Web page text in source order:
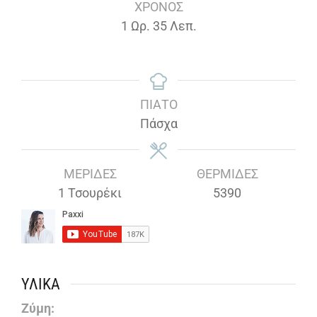
ΧΡΌΝΟΣ
1 Ώρα
Ωρ. 35Λεπτά
Λεπ.
ΠΙΆΤΟ
Πάσχα
ΜΕΡΊΔΕΣ
1 Τσουρέκι
ΘΕΡΜΊΔΕΣ
5390
ΥΛΙΚΆ
Ζύμη: